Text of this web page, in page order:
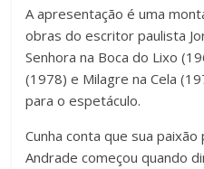
A apresentação é uma
obras do escritor paulista
Senhora na Boca do Lixo
(1978) e Milagre na Cela
para o espetáculo.
Cunha conta que sua
Andrade começou quando